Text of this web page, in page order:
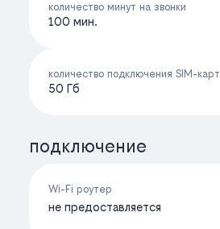
количество минут на звонки
100 мин.
количество подключения SIM-карт
50 Гб
подключение
Wi-Fi роутер
не предоставляется